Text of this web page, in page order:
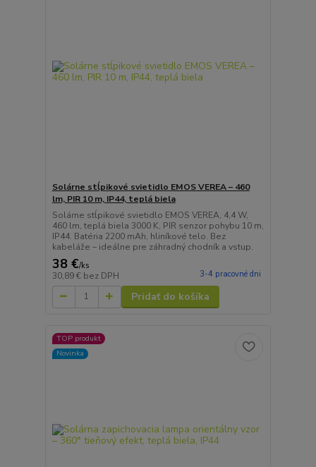
Solárne stĺpikové svietidlo EMOS VEREA – 460
lm, PIR 10 m, IP44, teplá biela
Solárne stĺpikové svietidlo EMOS VEREA, 4,4 W,
460 lm, teplá biela 3000 K, PIR senzor pohybu 10 m,
IP44. Batéria 2200 mAh, hliníkové telo. Bez
kabeláže – ideálne pre záhradný chodník a vstup.
38 €/ks
30,89 € bez DPH 3-4 pracovné dni
Pridať do košíka
TOP produkt
Novinka